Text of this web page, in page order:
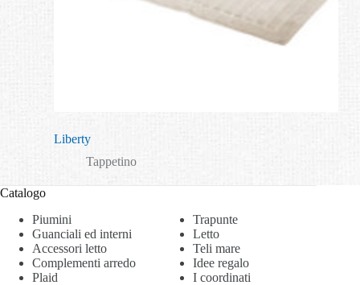
Liberty
Tappetino
Catalogo
Piumini
Trapunte
Guanciali ed interni
Letto
Accessori letto
Teli mare
Complementi arredo
Idee regalo
Plaid
I coordinati